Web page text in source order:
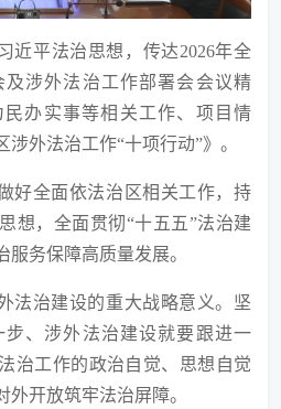
近平法治思想，传达2026年全
涉外法治工作部署会会议精
民办实事等相关工作、项目情
外法治工作“十项行动”》。
好全面依法治区相关工作，持
想，全面贯彻“十五五”法治建
务保障高质量发展。
法治建设的重大战略意义。坚
、涉外法治建设就要跟进一
治工作的政治自觉、思想自觉
开放筑牢法治屏障。